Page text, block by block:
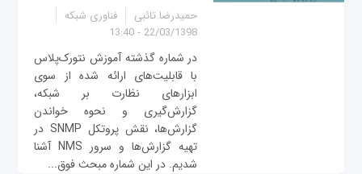
حمیدرضا تائبی
فناوری شبکه
22/03/1398 - 13:40
در شماره گذشته آموزش نتورک‌پلاس
با قابلیت‌های ارائه شده از سوی
ابزارهای نظارت بر شبکه،
گزارش‌گیری و نحوه خواندن
گزارش‌ها، نقش پروتکل SNMP در
تهیه گزارش‌ها و سرور NMS آشنا
شدیم. در این شماره مبحث فوق...